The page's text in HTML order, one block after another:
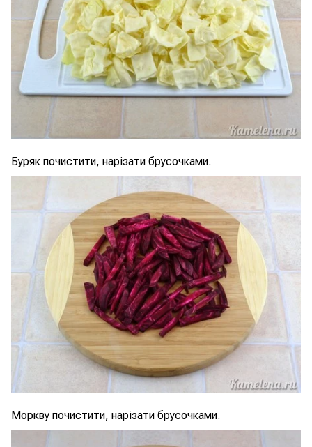
Буряк почистити, нарізати брусочками.
Моркву почистити, нарізати брусочками.